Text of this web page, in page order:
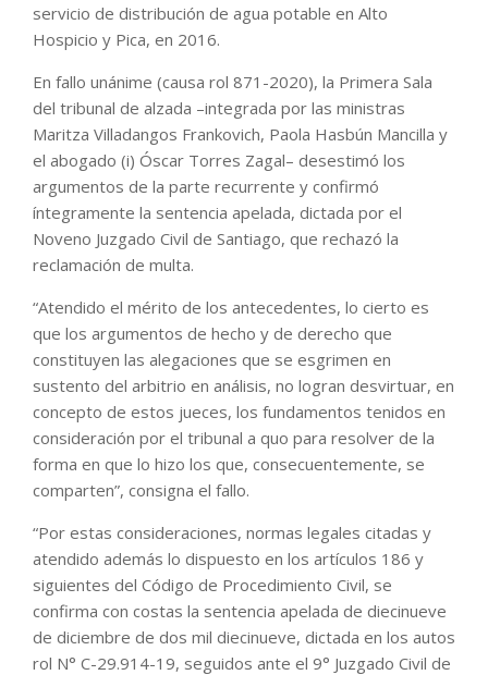
servicio de distribución de agua potable en Alto
Hospicio y Pica, en 2016.
En fallo unánime (causa rol 871-2020), la Primera Sala
del tribunal de alzada –integrada por las ministras
Maritza Villadangos Frankovich, Paola Hasbún Mancilla y
el abogado (i) Óscar Torres Zagal– desestimó los
argumentos de la parte recurrente y confirmó
íntegramente la sentencia apelada, dictada por el
Noveno Juzgado Civil de Santiago, que rechazó la
reclamación de multa.
“Atendido el mérito de los antecedentes, lo cierto es
que los argumentos de hecho y de derecho que
constituyen las alegaciones que se esgrimen en
sustento del arbitrio en análisis, no logran desvirtuar, en
concepto de estos jueces, los fundamentos tenidos en
consideración por el tribunal a quo para resolver de la
forma en que lo hizo los que, consecuentemente, se
comparten”, consigna el fallo.
“Por estas consideraciones, normas legales citadas y
atendido además lo dispuesto en los artículos 186 y
siguientes del Código de Procedimiento Civil, se
confirma con costas la sentencia apelada de diecinueve
de diciembre de dos mil diecinueve, dictada en los autos
rol N° C-29.914-19, seguidos ante el 9° Juzgado Civil de